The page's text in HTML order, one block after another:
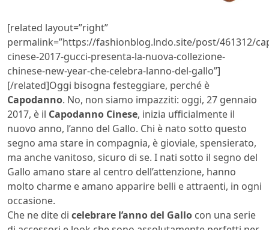
[related layout=”right”
permalink=”https://fashionblog.lndo.site/post/461312/
cinese-2017-gucci-presenta-la-nuova-collezione-
chinese-new-year-che-celebra-lanno-del-gallo”]
[/related]Oggi bisogna festeggiare, perché è
Capodanno. No, non siamo impazziti: oggi, 27 gennaio
2017, è il Capodanno Cinese, inizia ufficialmente il
nuovo anno, l’anno del Gallo. Chi è nato sotto questo
segno ama stare in compagnia, è gioviale, spensierato,
ma anche vanitoso, sicuro di se. I nati sotto il segno del
Gallo amano stare al centro dell’attenzione, hanno
molto charme e amano apparire belli e attraenti, in ogni
occasione.
Che ne dite di celebrare l’anno del Gallo con una serie